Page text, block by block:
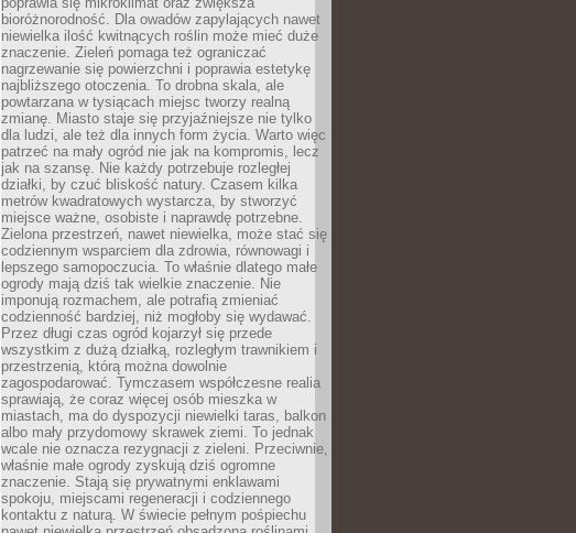
bioróżnorodność. Dla owadów zapylających nawet
niewielka ilość kwitnących roślin może mieć duże
znaczenie. Zieleń pomaga też ograniczać
nagrzewanie się powierzchni i poprawia estetykę
najbliższego otoczenia. To drobna skala, ale
powtarzana w tysiącach miejsc tworzy realną
zmianę. Miasto staje się przyjaźniejsze nie tylko
dla ludzi, ale też dla innych form życia. Warto więc
patrzeć na mały ogród nie jak na kompromis, lecz
jak na szansę. Nie każdy potrzebuje rozległej
działki, by czuć bliskość natury. Czasem kilka
metrów kwadratowych wystarcza, by stworzyć
miejsce ważne, osobiste i naprawdę potrzebne.
Zielona przestrzeń, nawet niewielka, może stać się
codziennym wsparciem dla zdrowia, równowagi i
lepszego samopoczucia. To właśnie dlatego małe
ogrody mają dziś tak wielkie znaczenie. Nie
imponują rozmachem, ale potrafią zmieniać
codzienność bardziej, niż mogłoby się wydawać.
Przez długi czas ogród kojarzył się przede
wszystkim z dużą działką, rozległym trawnikiem i
przestrzenią, którą można dowolnie
zagospodarować. Tymczasem współczesne realia
sprawiają, że coraz więcej osób mieszka w
miastach, ma do dyspozycji niewielki taras, balkon
albo mały przydomowy skrawek ziemi. To jednak
wcale nie oznacza rezygnacji z zieleni. Przeciwnie,
właśnie małe ogrody zyskują dziś ogromne
znaczenie. Stają się prywatnymi enklawami
spokoju, miejscami regeneracji i codziennego
kontaktu z naturą. W świecie pełnym pośpiechu